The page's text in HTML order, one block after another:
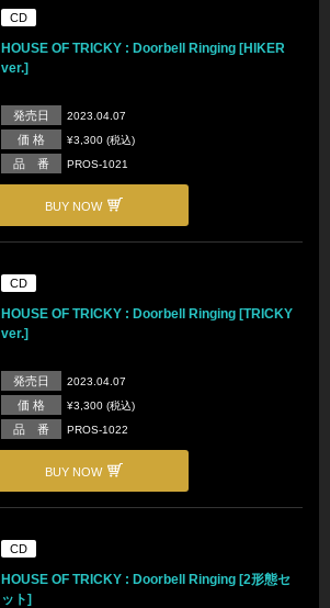
CD
HOUSE OF TRICKY : Doorbell Ringing [HIKER
ver.]
発売日 2023.04.07
価 格 ¥3,300 (税込)
品 番 PROS-1021
BUY NOW
CD
HOUSE OF TRICKY : Doorbell Ringing [TRICKY
ver.]
発売日 2023.04.07
価 格 ¥3,300 (税込)
品 番 PROS-1022
BUY NOW
CD
HOUSE OF TRICKY : Doorbell Ringing [2形態セ
ット]